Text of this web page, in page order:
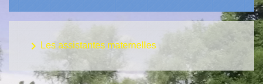
keyboard_arrow_right Les assistantes maternelles